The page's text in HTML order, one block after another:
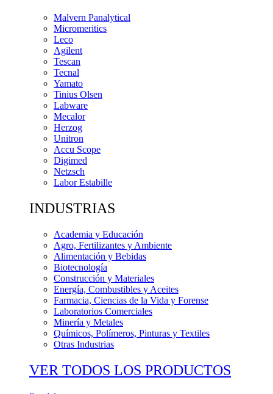
Malvern Panalytical
Micromeritics
Leco
Agilent
Tescan
Tecnal
Yamato
Tinius Olsen
Labware
Mecalor
Herzog
Unitron
Accu Scope
Digimed
Netzsch
Labor Estabille
INDUSTRIAS
Academia y Educación
Agro, Fertilizantes y Ambiente
Alimentación y Bebidas
Biotecnología
Construcción y Materiales
Energía, Combustibles y Aceites
Farmacia, Ciencias de la Vida y Forense
Laboratorios Comerciales
Minería y Metales
Químicos, Polímeros, Pinturas y Textiles
Otras Industrias
VER TODOS LOS PRODUCTOS